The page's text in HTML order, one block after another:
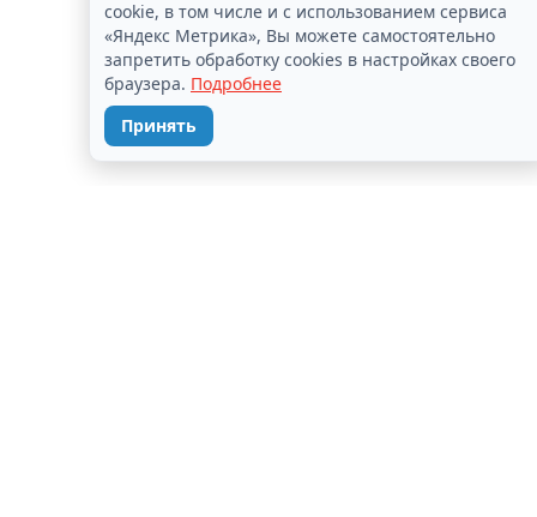
cookie, в том числе и с использованием сервиса
«Яндекс Метрика», Вы можете самостоятельно
запретить обработку cookies в настройках своего
браузера. Подробнее
Принять